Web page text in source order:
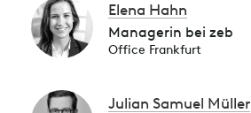
Elena Hahn
Managerin bei zeb
Office Frankfurt
Julian Samuel Müller